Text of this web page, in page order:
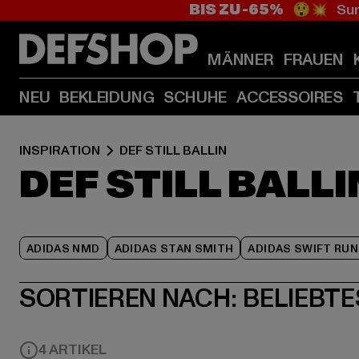
BIS ZU -65% 😲💥
MÄNNER FRAUEN
NEU BEKLEIDUNG SCHUHE ACCESSOIRES
INSPIRATION DEF STILL BALLIN
DEF STILL
ADIDAS NMD ADIDAS STAN SMITH ADIDAS SWIFT RUN
SORTIEREN NACH:
4 ARTIKEL